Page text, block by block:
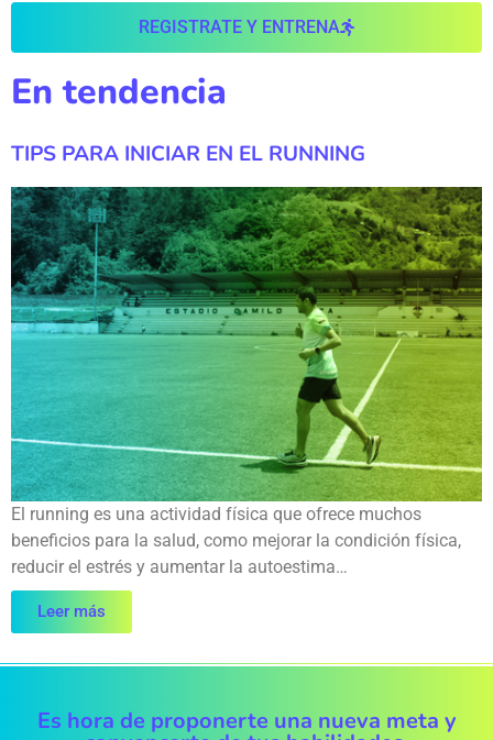
REGISTRATE Y ENTRENA
En tendencia
TIPS PARA INICIAR EN EL RUNNING
El running es una actividad física que ofrece muchos
beneficios para la salud, como mejorar la condición física,
reducir el estrés y aumentar la autoestima…
Leer más
Es hora de proponerte una nueva meta y